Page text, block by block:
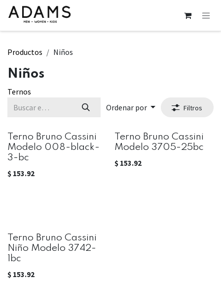
Ir al contenido
Productos Niños
Niños
Ternos
Ordenar por
Filtros
Terno Bruno Cassini
Modelo 008-black-
3-bc
$ 153.92
Terno Bruno Cassini
Modelo 3705-25bc
$ 153.92
Terno Bruno Cassini
Niño Modelo 3742-
1bc
$ 153.92